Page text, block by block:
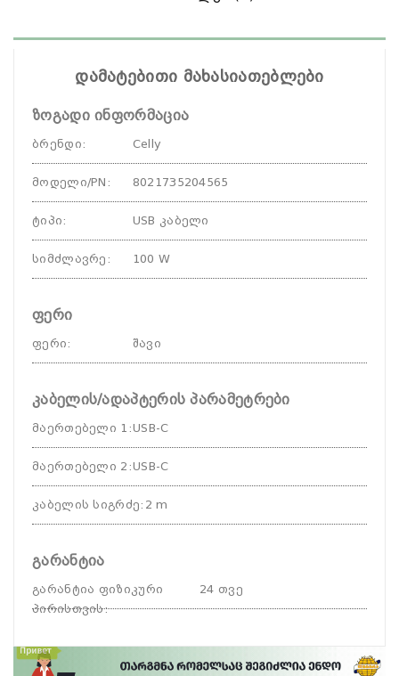
დამატებითი მახასიათებლები
ზოგადი ინფორმაცია
ბრენდი: Celly
მოდელი/PN : 8021735204565
ტიპი: USB კაბელი
სიმძლავრე : 100 W
ფერი
ფერი: შავი
კაბელის/ადაპტერის პარამეტრები
მაერთებელი 1 :USB-C
მაერთებელი 2 :USB-C
კაბელის სიგრძე: 2 m
გარანტია
გარანტია ფიზიკური
პირისთვის:
24 თვე